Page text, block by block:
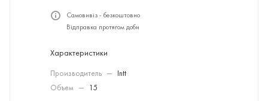
Самовивіз - безкоштовно
Відправка протягом доби
Характеристики
Производитель —
Intt
Объем
— 15